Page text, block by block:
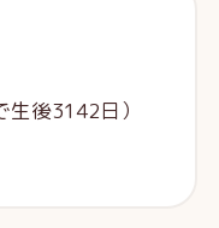
生後3142日）